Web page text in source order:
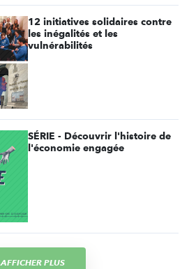
12 initiatives solidaires contre
les inégalités et les
vulnérabilités
SÉRIE - Découvrir l'histoire de
l'économie engagée
AFFICHER PLUS